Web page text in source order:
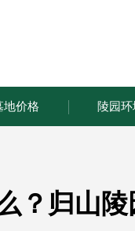
地价格 陵园环
？归山